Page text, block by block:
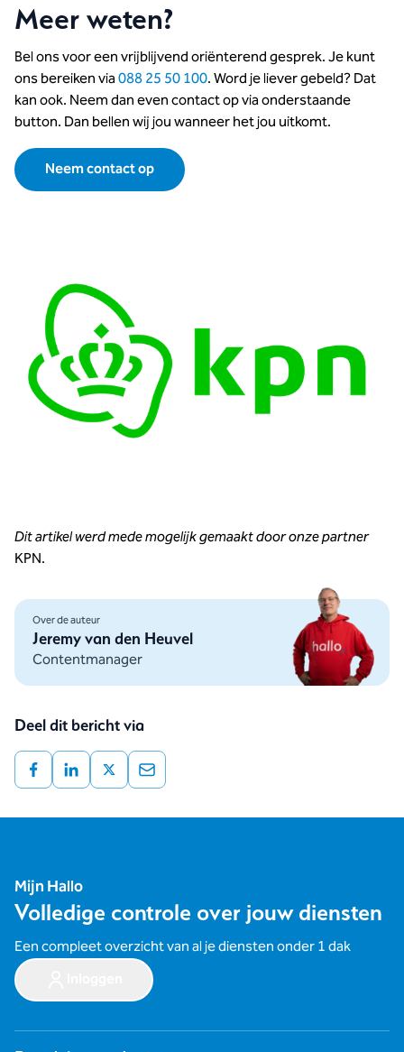
Meer weten?
Bel ons voor een vrijblijvend oriënterend gesprek. Je kunt
ons bereiken via088 25 50 100. Word je liever gebeld? Dat
kan ook. Neem dan even contact op via onderstaande
button. Dan bellen wij jou wanneer het jou uitkomt.
Neem contact op
Dit artikel werd mede mogelijk gemaakt door onze partner
KPN.
Over de auteur
Jeremy van den Heuvel
Contentmanager
Deel dit bericht via
Mijn Hallo
Volledige controle over jouw diensten
Een compleet overzicht van al je diensten onder 1 dak